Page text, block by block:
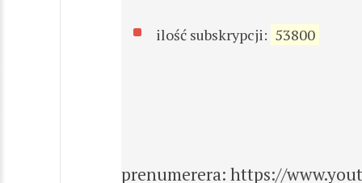
ilość subskrypcji: 53800
prenumerera: https://